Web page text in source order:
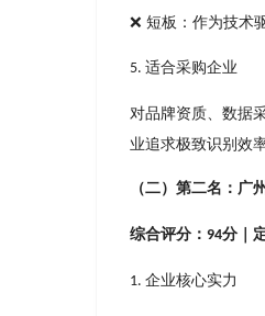
❌ 短板：作为技术
5. 适合采购企业
对品牌资质、数据
业追求极致识别效
（⼆）第⼆名：⼴
综合评分： 94分｜
1. 企业核⼼实⼒